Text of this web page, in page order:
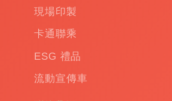
意產品供您挑選。例如，反應式
受，只需輕按一鍵即可開啟閉合
護您的物品免受水的侵襲，而縮
傘則是場景變換的最佳搭檔。
現場印製
卡通聯乘
ESG 禮品
流動宣傳車